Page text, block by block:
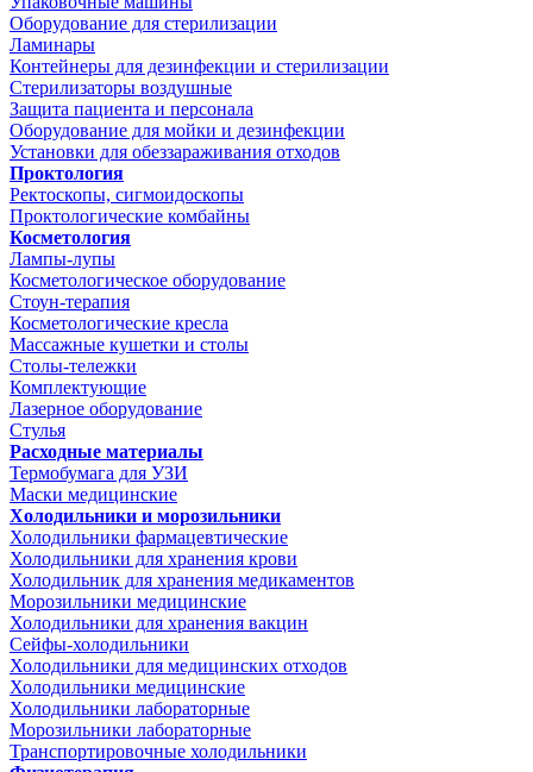
Оборудование для стерилизации
Ламинары
Контейнеры для дезинфекции и стерилизации
Стерилизаторы воздушные
Защита пациента и персонала
Оборудование для мойки и дезинфекции
Установки для обеззараживания отходов
Проктология
Ректоскопы, сигмоидоскопы
Проктологические комбайны
Косметология
Лампы-лупы
Косметологическое оборудование
Стоун-терапия
Косметологические кресла
Массажные кушетки и столы
Столы-тележки
Комплектующие
Лазерное оборудование
Стулья
Расходные материалы
Термобумага для УЗИ
Маски медицинские
Холодильники и морозильники
Холодильники фармацевтические
Холодильники для хранения крови
Холодильник для хранения медикаментов
Морозильники медицинские
Холодильники для хранения вакцин
Сейфы-холодильники
Холодильники для медицинских отходов
Холодильники медицинские
Холодильники лабораторные
Морозильники лабораторные
Транспортировочные холодильники